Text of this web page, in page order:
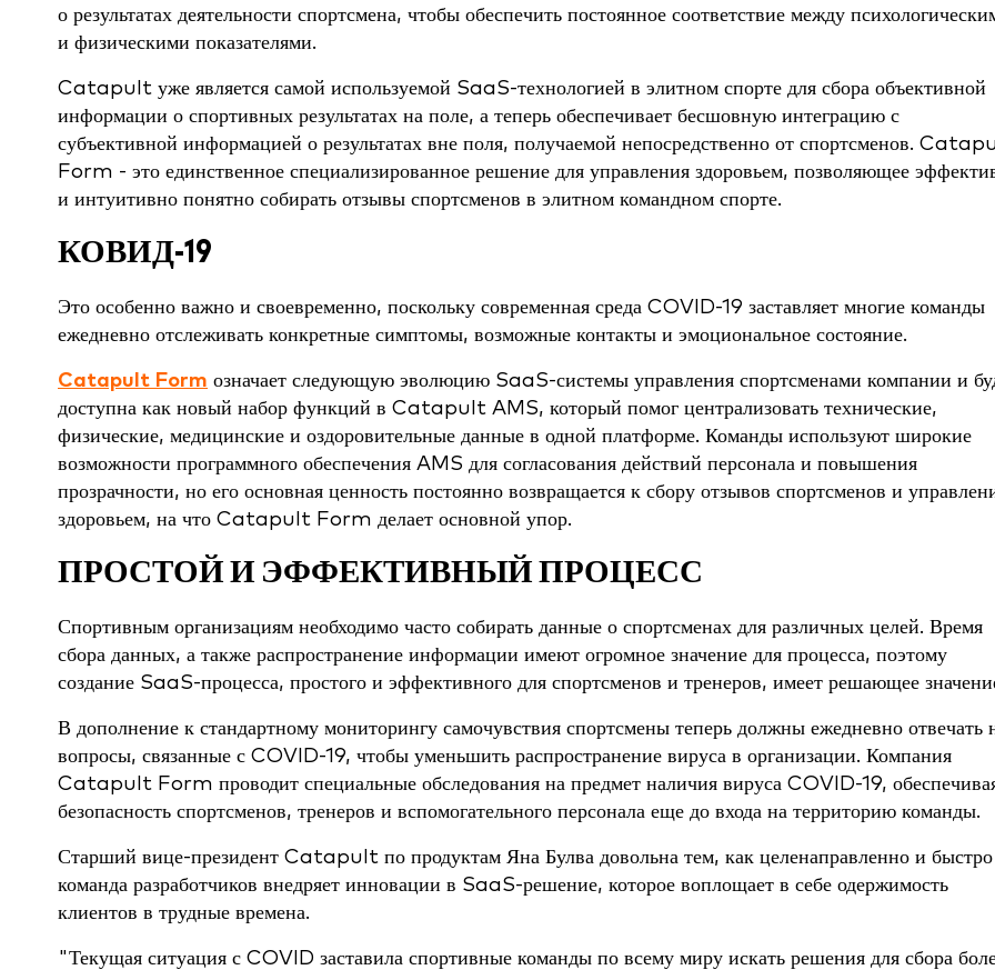
о результатах деятельности спортсмена, чтобы обеспечить постоянное соответствие между
и физическими показателями.
Catapult уже является самой используемой SaaS-технологией в элитном спорте для сбора объективной
информации о спортивных результатах на поле, а теперь обеспечивает бесшовную интеграцию с
субъективной информацией о результатах вне поля, получаемой непосредственно от спортсменов.
Form - это единственное специализированное решение для управления здоровьем, позволяющее
и интуитивно понятно собирать отзывы спортсменов в элитном командном спорте.
КОВИД-19
Это особенно важно и своевременно, поскольку современная среда COVID-19 заставляет многие команды
ежедневно отслеживать конкретные симптомы, возможные контакты и эмоциональное состояние.
Catapult Form означает следующую эволюцию SaaS-системы управления спортсменами компании и
доступна как новый набор функций в Catapult AMS, который помог централизовать технические,
физические, медицинские и оздоровительные данные в одной платформе. Команды используют широкие
возможности программного обеспечения AMS для согласования действий персонала и повышения
прозрачности, но его основная ценность постоянно возвращается к сбору отзывов спортсменов и
здоровьем, на что Catapult Form делает основной упор.
ПРОСТОЙ И ЭФФЕКТИВНЫЙ ПРОЦЕСС
Спортивным организациям необходимо часто собирать данные о спортсменах для различных целей. Время
сбора данных, а также распространение информации имеют огромное значение для процесса, поэтому
создание SaaS-процесса, простого и эффективного для спортсменов и тренеров, имеет решающее
В дополнение к стандартному мониторингу самочувствия спортсмены теперь должны ежедневно отвечать
вопросы, связанные с COVID-19, чтобы уменьшить распространение вируса в организации. Компания
Catapult Form проводит специальные обследования на предмет наличия вируса COVID-19,
безопасность спортсменов, тренеров и вспомогательного персонала еще до входа на территорию команды.
Старший вице-президент Catapult по продуктам Яна Булва довольна тем, как целенаправленно и быстро
команда разработчиков внедряет инновации в SaaS-решение, которое воплощает в себе одержимость
клиентов в трудные времена.
"Текущая ситуация с COVID заставила спортивные команды по всему миру искать решения для сбора